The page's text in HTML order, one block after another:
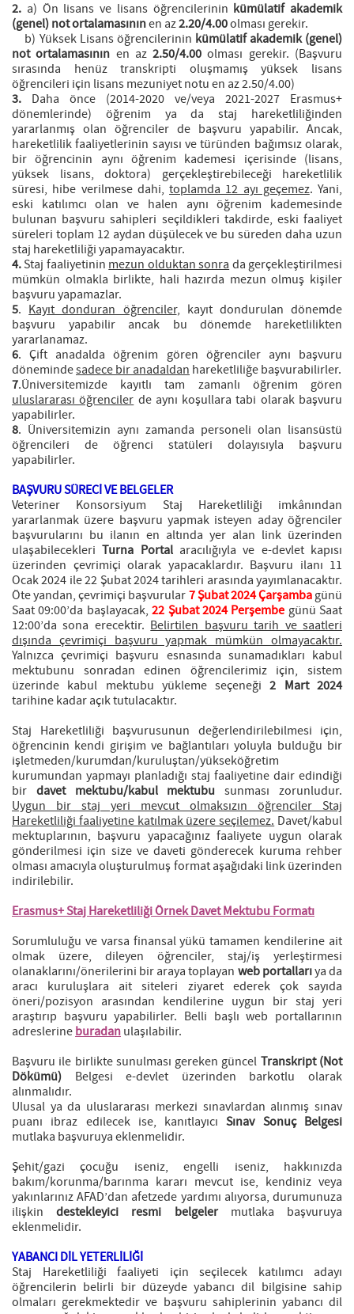
2. a) Ön lisans ve lisans öğrencilerinin kümülatif akademik
(genel) not ortalamasınınen az2.20/4.00olması gerekir.
b) Yüksek Lisans öğrencilerinin kümülatif akademik (genel)
not ortalamasının en az2.50/4.00 olması gerekir. (Başvuru
sırasında henüz transkripti oluşmamış yüksek lisans
öğrencileri için lisans mezuniyet notu en az 2.50/4.00)
3. Daha önce (2014-2020 ve/veya 2021-2027 Erasmus+
dönemlerinde) öğrenim ya da staj hareketliliğinden
yararlanmış olan öğrenciler de başvuru yapabilir. Ancak,
hareketlilik faaliyetlerinin sayısı ve türünden bağımsız olarak,
bir öğrencinin aynı öğrenim kademesi içerisinde (lisans,
yüksek lisans, doktora) gerçekleştirebileceği hareketlilik
süresi, hibe verilmese dahi, toplamda 12 ayı geçemez. Yani,
eski katılımcı olan ve halen aynı öğrenim kademesinde
bulunan başvuru sahipleri seçildikleri takdirde, eski faaliyet
süreleri toplam 12 aydan düşülecek ve bu süreden daha uzun
staj hareketliliği yapamayacaktır.
4.Staj faaliyetinin mezun olduktan sonra da gerçekleştirilmesi
mümkün olmakla birlikte, hali hazırda mezun olmuş kişiler
başvuru yapamazlar.
5. Kayıt donduran öğrenciler, kayıt dondurulan dönemde
başvuru yapabilir ancak bu dönemde hareketlilikten
yararlanamaz.
6. Çift anadalda öğrenim gören öğrenciler aynı başvuru
dönemindesadece bir anadaldan hareketliliğe başvurabilirler.
7.Üniversitemizde kayıtlı tam zamanlı öğrenim gören
uluslararası öğrenciler de aynı koşullara tabi olarak başvuru
yapabilirler.
8. Üniversitemizin aynı zamanda personeli olan lisansüstü
öğrencileri de öğrenci statüleri dolayısıyla başvuru
yapabilirler.
BAŞVURU SÜRECİ VE BELGELER
Veteriner Konsorsiyum Staj Hareketliliği imkânından
yararlanmak üzere başvuru yapmak isteyen aday öğrenciler
başvurularını bu ilanın en altında yer alan link üzerinden
ulaşabilecekleriTurna Portalaracılığıyla ve e-devlet kapısı
üzerinden çevrimiçi olarak yapacaklardır. Başvuru ilanı 11
Ocak 2024 ile 22 Şubat 2024 tarihleri arasında yayımlanacaktır.
Öte yandan, çevrimiçi başvurular7 Şubat 2024 Çarşambagünü
Saat 09:00’da başlayacak,22 Şubat 2024 Perşembe günü Saat
12:00’da sona erecektir. Belirtilen başvuru tarih ve saatleri
dışında çevrimiçi başvuru yapmak mümkün olmayacaktır.
Yalnızca çevrimiçi başvuru esnasında sunamadıkları kabul
mektubunu sonradan edinen öğrencilerimiz için, sistem
üzerinde kabul mektubu yükleme seçeneği2 Mart 2024
tarihine kadar açık tutulacaktır.
Staj Hareketliliği başvurusunun değerlendirilebilmesi için,
öğrencinin kendi girişim ve bağlantıları yoluyla bulduğu bir
işletmeden/kurumdan/kuruluştan/yükseköğretim
kurumundan yapmayı planladığı staj faaliyetine dair edindiği
bir davet mektubu/kabul mektubu sunması zorunludur.
Uygun bir staj yeri mevcut olmaksızın öğrenciler Staj
Hareketliliği faaliyetine katılmak üzere seçilemez. Davet/kabul
mektuplarının, başvuru yapacağınız faaliyete uygun olarak
gönderilmesi için size ve daveti gönderecek kuruma rehber
olması amacıyla oluşturulmuş format aşağıdaki link üzerinden
indirilebilir.
Erasmus+ Staj Hareketliliği Örnek Davet Mektubu Formatı
Sorumluluğu ve varsa finansal yükü tamamen kendilerine ait
olmak üzere, dileyen öğrenciler, staj/iş yerleştirmesi
olanaklarını/önerilerini bir araya toplayan web portallarıya da
aracı kuruluşlara ait siteleri ziyaret ederek çok sayıda
öneri/pozisyon arasından kendilerine uygun bir staj yeri
araştırıp başvuru yapabilirler. Belli başlı web portallarının
adreslerineburadanulaşılabilir.
Başvuru ile birlikte sunulması gereken güncel Transkript (Not
Dökümü) Belgesi e-devlet üzerinden barkotlu olarak
alınmalıdır.
Ulusal ya da uluslararası merkezi sınavlardan alınmış sınav
puanı ibraz edilecek ise, kanıtlayıcıSınav Sonuç Belgesi
mutlaka başvuruya eklenmelidir.
Şehit/gazi çocuğu iseniz, engelli iseniz, hakkınızda
bakım/korunma/barınma kararı mevcut ise, kendiniz veya
yakınlarınız AFAD’dan afetzede yardımı alıyorsa, durumunuza
ilişkindestekleyici resmi belgelermutlaka başvuruya
eklenmelidir.
YABANCI DİL YETERLİLİĞİ
Staj Hareketliliği faaliyeti için seçilecek katılımcı adayı
öğrencilerin belirli bir düzeyde yabancı dil bilgisine sahip
olmaları gerekmektedir ve başvuru sahiplerinin yabancı dil